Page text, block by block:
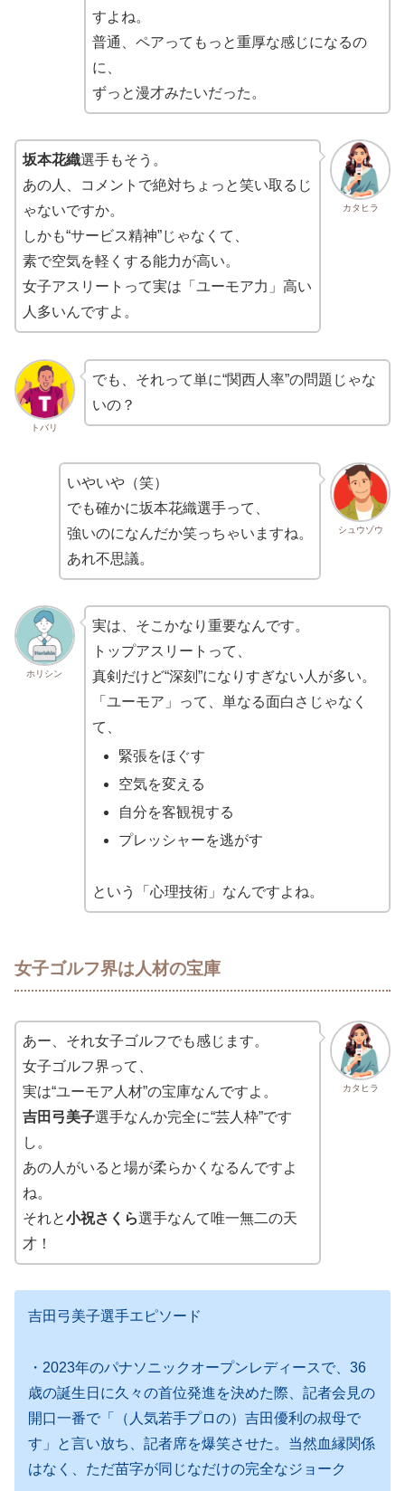
すよね。
普通、ペアってもっと重厚な感じになるの
に、
ずっと漫才みたいだった。
カタヒラ
坂本花織選手もそう。
あの人、コメントで絶対ちょっと笑い取るじ
ゃないですか。
しかも“サービス精神”じゃなくて、
素で空気を軽くする能力が高い。
女子アスリートって実は「ユーモア力」高い
人多いんですよ。
トバリ
でも、それって単に“関西人率”の問題じゃな
いの？
シュウゾウ
いやいや（笑）
でも確かに坂本花織選手って、
強いのになんだか笑っちゃいますね。
あれ不思議。
ホリシン
実は、そこかなり重要なんです。
トップアスリートって、
真剣だけど“深刻”になりすぎない人が多い。
「ユーモア」って、単なる面白さじゃなく
て、
緊張をほぐす
空気を変える
自分を客観視する
プレッシャーを逃がす
という「心理技術」なんですよね。
女子ゴルフ界は人材の宝庫
カタヒラ
あー、それ女子ゴルフでも感じます。
女子ゴルフ界って、
実は“ユーモア人材”の宝庫なんですよ。
吉田弓美子選手なんか完全に“芸人枠”です
し。
あの人がいると場が柔らかくなるんですよ
ね。
それと小祝さくら選手なんて唯一無二の天
才！
吉田弓美子選手エピソード
・2023年のパナソニックオープンレディースで、36
歳の誕生日に久々の首位発進を決めた際、記者会見の
開口一番で「（人気若手プロの）吉田優利の叔母で
す」と言い放ち、記者席を爆笑させた。当然血縁関係
はなく、ただ苗字が同じなだけの完全なジョーク